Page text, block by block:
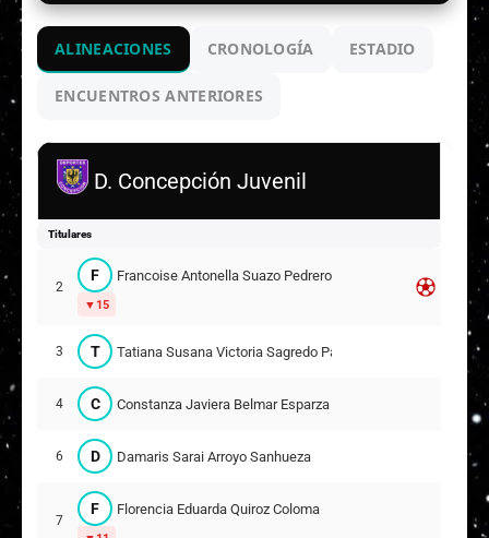
ALINEACIONES CRONOLOGÍA ESTADIO
ENCUENTROS ANTERIORES
D. Concepción Juvenil
Titulares
2
F Francoise Antonella Suazo Pedreros
15
3 T Tatiana Susana Victoria Sagredo Pacheco
4 C Constanza Javiera Belmar Esparza
6 D Damaris Sarai Arroyo Sanhueza
7
F Florencia Eduarda Quiroz Coloma